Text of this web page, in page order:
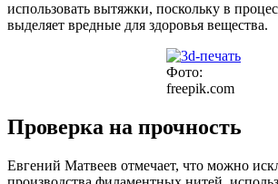
использовать вытяжки, поскольку в
выделяет вредные для здоровья вещества.
Фото:
freepik.com
Проверка на прочность
Евгений Матвеев отмечает, что можно